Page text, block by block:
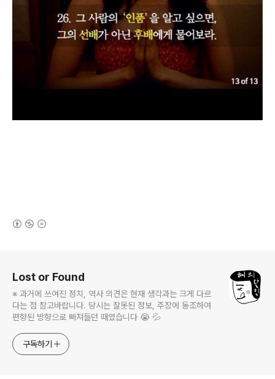
Lost or Found
※ 과거에 쓰여진 정치, 역사 의견은 현재 생각과는 크게 다르
다는 점 참고바랍니다. 당시는 잘못된 정보, 주장에 동조하여
편향된 방향으로 빠져들던 때였습니다 😭 💦
구독하기